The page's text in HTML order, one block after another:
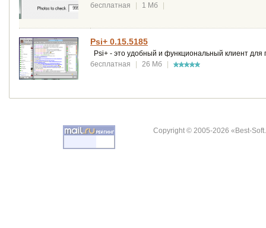
бесплатная
| 1 Мб |
Psi+ 0.15.5185
Psi+ - это удобный и функциональный клиент
бесплатная
| 26 Мб |
Copyright © 2005-2026 «Best-